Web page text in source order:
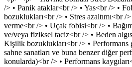
/> • Panik ataklar<br /> • Yas<br /> •
bozuklukları<br /> • Stres azaltımı<br /
verme<br /> • Uçak fobisi<br /> •
ve/veya fiziksel taciz<br /> • Beden
Kişilik bozuklukları<br /> • Performans
sahne sanatları ve buna benzer diğer
konularda)<br /> • Performans